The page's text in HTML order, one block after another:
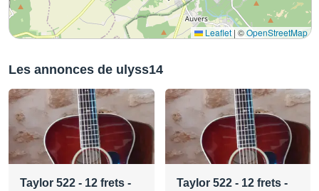
Leaflet | ©OpenStreetMap
Les annonces de ulyss14
Taylor 522 - 12 frets -
Taylor 522 - 12 frets -